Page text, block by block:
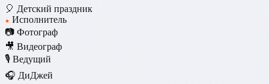
🎈 Детский праздник
★ Исполнитель
📷 Фотограф
🎥 Видеограф
🎙️ Ведущий
🎧 ДиДжей